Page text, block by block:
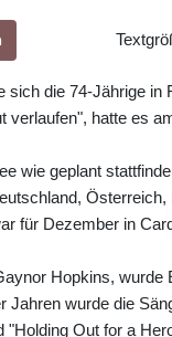
die 74-Jährige in
verlaufen", hatte es
wie geplant
für Dezember in
Hopkins,
Jahren wurde die
"Holding Out for a